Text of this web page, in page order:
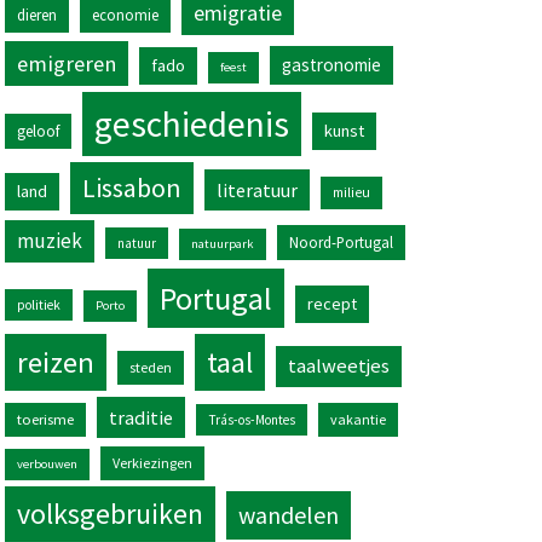
dieren economie
emigratie
emigreren
fado feest gastronomie
geloof geschiedenis kunst
land Lissabon literatuur milieu
muziek natuur natuurpark Noord-Portugal
politiek Porto Portugal recept
reizen steden taal taalweetjes
toerisme traditie Trás-os-Montes vakantie
verbouwen Verkiezingen
volksgebruiken wandelen